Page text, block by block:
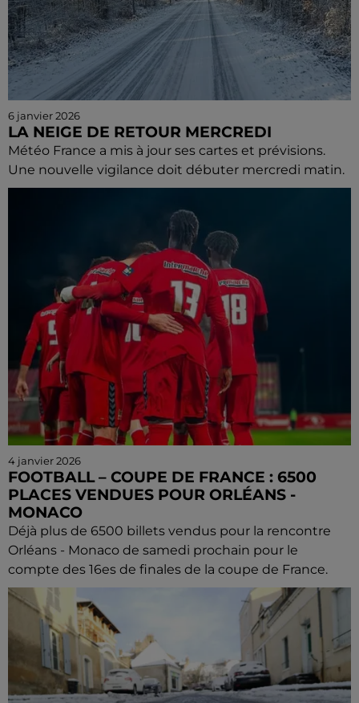
6 janvier 2026
LA NEIGE DE RETOUR MERCREDI
Météo France a mis à jour ses cartes et prévisions.
Une nouvelle vigilance doit débuter mercredi matin.
4 janvier 2026
FOOTBALL – COUPE DE FRANCE : 6500
PLACES VENDUES POUR ORLÉANS -
MONACO
Déjà plus de 6500 billets vendus pour la rencontre
Orléans - Monaco de samedi prochain pour le
compte des 16es de finales de la coupe de France.